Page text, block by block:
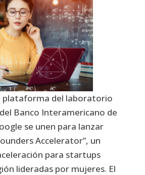
plataforma del laboratorio
Banco Interamericano de
se unen para lanzar
Accelerator”, un
para startups
lideradas por mujeres. El